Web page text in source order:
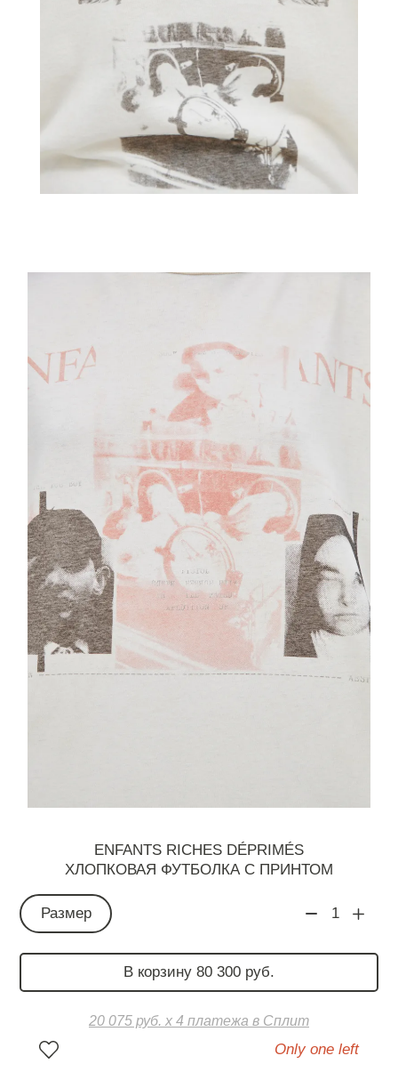
ENFANTS RICHES DÉPRIMÉS
ХЛОПКОВАЯ ФУТБОЛКА С ПРИНТОМ
Размер 1
В корзину 80 300 руб.
20 075 руб. х 4 платежа в Сплит
Only one left